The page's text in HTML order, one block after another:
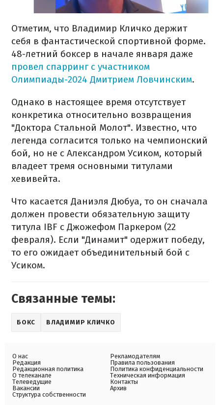
Отметим, что Владимир Кличко держит
себя в фантастической спортивной форме.
48-летний боксер в начале января даже
провел спарринг с участником
Олимпиады-2024 Дмитрием Ловчинским.
Однако в настоящее время отсутствует
конкретика относительно возвращения
"Доктора Стальной Молот". Известно, что
легенда согласится только на чемпионский
бой, но не с Александром Усиком, который
владеет тремя основными титулами
хевивейта.
Что касается Даниэля Дюбуа, то он сначала
должен провести обязательную защиту
титула IBF с Джожефом Паркером (22
февраля). Если "Динамит" одержит победу,
то его ожидает объединительный бой с
Усиком.
Связанные темы:
БОКС ВЛАДИМИР КЛИЧКО
О нас
Редакция
Редакционная политика
О телеканале
Телеведущие
Вакансии
Структура собственности
Рекламодателям
Правила пользования
Политика конфиденциальности
Техническая информация
Контакты
Архив